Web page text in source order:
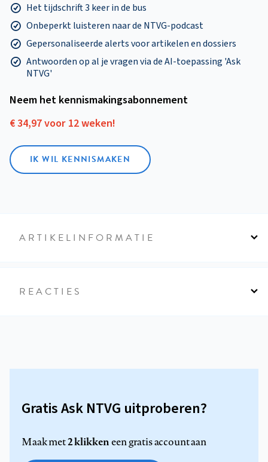
Het tijdschrift 3 keer in de bus
Onbeperkt luisteren naar de NTVG-podcast
Gepersonaliseerde alerts voor artikelen en dossiers
Antwoorden op al je vragen via de AI-toepassing 'Ask
NTVG'
Neem het kennismakings­abonnement
€ 34,97 voor 12 weken!
IK WIL KENNISMAKEN
ARTIKELINFORMATIE
REACTIES
Gratis Ask NTVG uitproberen?
Maak met2 klikkeneen gratis account aan